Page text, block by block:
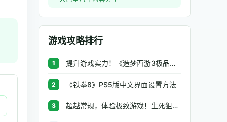
游戏攻略排行
1 提升游戏实力！《造梦西游3极品辅助》让你秒杀BOSS、逆天属性一键修改
2 《铁拳8》PS5版中文界面设置方法
3 超越常规，体验极致游戏！生死狙击极品辅助工具助你无往不利